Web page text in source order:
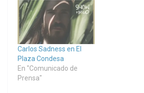
Carlos Sadness en El
Plaza Condesa
En "Comunicado de
Prensa"